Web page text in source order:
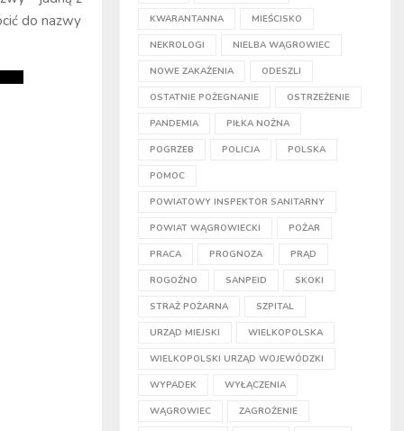
do nazwy
KWARANTANNA MIEŚCISKO
NEKROLOGI NIELBA WĄGROWIEC
NOWE ZAKAŻENIA ODESZLI
OSTATNIE POŻEGNANIE OSTRZEŻENIE
PANDEMIA PIŁKA NOŻNA
POGRZEB POLICJA POLSKA
POMOC
POWIATOWY INSPEKTOR SANITARNY
POWIAT WĄGROWIECKI POŻAR
PRACA PROGNOZA PRĄD
ROGOŹNO SANPEID SKOKI
STRAŻ POŻARNA SZPITAL
URZĄD MIEJSKI WIELKOPOLSKA
WIELKOPOLSKI URZĄD WOJEWÓDZKI
WYPADEK WYŁĄCZENIA
WĄGROWIEC ZAGROŻENIE